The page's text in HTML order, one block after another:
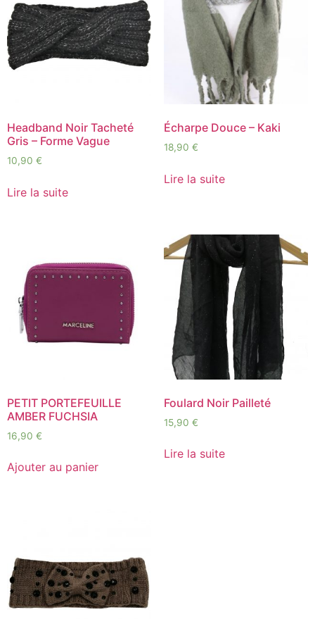
Headband Noir Tacheté
Gris – Forme Vague
10,90 €
Lire la suite
Écharpe Douce – Kaki
18,90 €
Lire la suite
PETIT PORTEFEUILLE
AMBER FUCHSIA
16,90 €
Ajouter au panier
Foulard Noir Pailleté
15,90 €
Lire la suite